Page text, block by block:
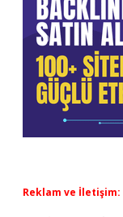
Reklam ve İletişim: